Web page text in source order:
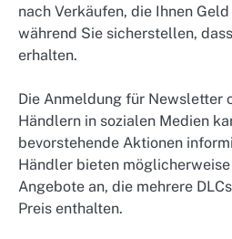
nach Verkäufen, die Ihnen
während Sie sicherstellen,
erhalten.
Die Anmeldung für Newsletter
Händlern in sozialen Medien
bevorstehende Aktionen
Händler bieten
Angebote an, die mehrere
Preis enthalten.